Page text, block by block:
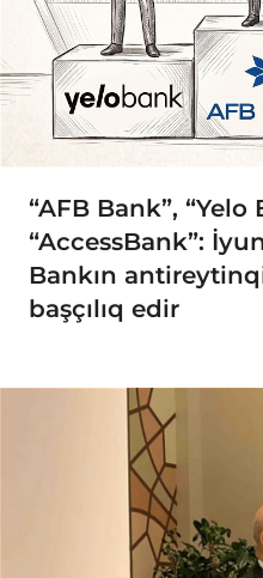
“AFB Bank”, “Yelo
“AccessBank”:
Bankın
başçılıq edir